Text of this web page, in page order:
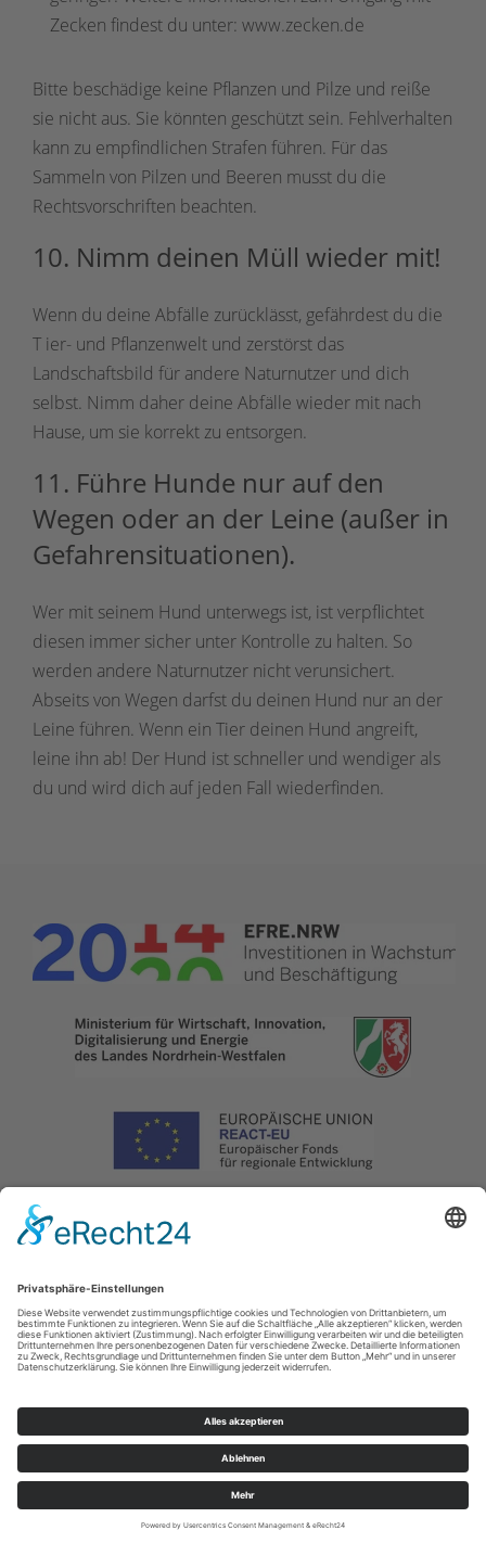
Zecken findest du unter: www.zecken.de
Bitte beschädige keine Pflanzen und Pilze und reiße
sie nicht aus. Sie könnten geschützt sein. Fehlverhalten
kann zu empfindlichen Strafen führen. Für das
Sammeln von Pilzen und Beeren musst du die
Rechtsvorschriften beachten.
10. Nimm deinen Müll wieder mit!
Wenn du deine Abfälle zurücklässt, gefährdest du die
T ier- und Pflanzenwelt und zerstörst das
Landschaftsbild für andere Naturnutzer und dich
selbst. Nimm daher deine Abfälle wieder mit nach
Hause, um sie korrekt zu entsorgen.
11. Führe Hunde nur auf den
Wegen oder an der Leine (außer in
Gefahrensituationen).
Wer mit seinem Hund unterwegs ist, ist verpflichtet
diesen immer sicher unter Kontrolle zu halten. So
werden andere Naturnutzer nicht verunsichert.
Abseits von Wegen darfst du deinen Hund nur an der
Leine führen. Wenn ein Tier deinen Hund angreift,
leine ihn ab! Der Hund ist schneller und wendiger als
du und wird dich auf jeden Fall wiederfinden.
Impressum|Datenschutz|Haftungsausschluss|Kontakt
Naturpark Arnsberger Wald - Projektbüro Sauerland-Waldroute
E: info@sauerland-waldroute.de
Cookie-Einstellungen